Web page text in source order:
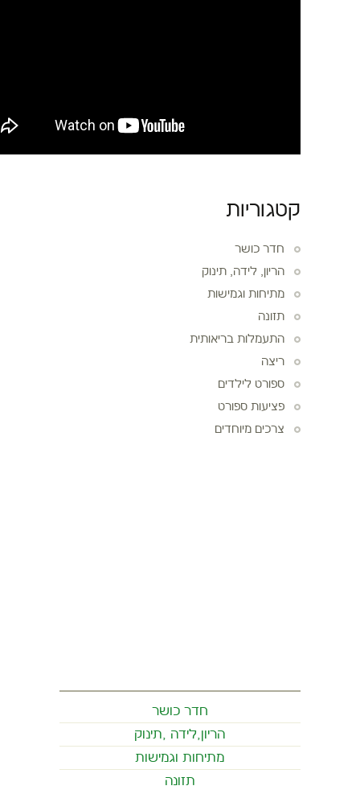
קטגוריות
חדר כושר
הריון, לידה, תינוק
מתיחות וגמישות
תזונה
התעמלות בריאותית
ריצה
ספורט לילדים
פציעות ספורט
צרכים מיוחדים
חדר כושר
הריון,לידה ,תינוק
מתיחות וגמישות
תזונה